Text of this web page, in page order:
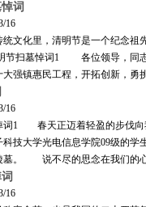
词
16
化里，清明节是一个纪念祖先
墓悼词1 各位领导，同志们
大强镇惠民工程，开拓创新，勇
16
1 春天正迈着轻盈的步伐向
科技大学光电信息学院09级的学
墓。 说不尽的思念在我们的
16